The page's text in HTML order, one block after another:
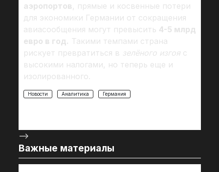
аэропортов, прямые и косвенные потери
для экономики Германии от сокращения
авиасообщения могут превысить 4-5 млрд
евро в год. Такими темпами страна
рискует превратиться в зелёного изгоя с
высокими налогами, но теперь еще и
изолированного.
Новости Аналитика Германия
-->
Важные материалы